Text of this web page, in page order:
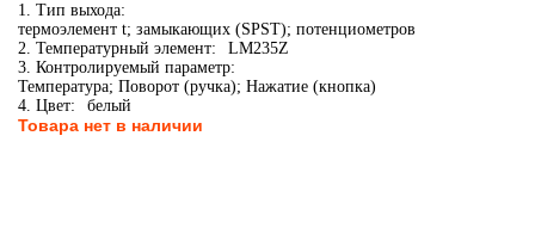
1. Тип выхода:
термоэлемент t; замыкающих (SPST); потенциометров
2. Температурный элемент:
LM235Z
3. Контролируемый параметр:
Температура; Поворот (ручка); Нажатие (кнопка)
4. Цвет:
белый
Товара нет в наличии